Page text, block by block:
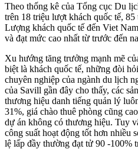
Theo thống kê của Tổng cục Du
trên 18 triệu lượt khách quốc tế,
Lượng khách quốc tế đến Viet
và đạt mức cao nhất từ trước đến
Xu hướng tăng trưởng mạnh mẽ
biệt là khách quốc tế, những đòi
chuyên nghiệp của ngành du lịch
của Savill gần đây cho thấy, các
thương hiệu danh tiếng quản lý
31%, giá chào thuê phòng cũng
dự án không có thương hiệu. Tuy
công suất hoạt động tốt hơn nhiều
lệ lấp đầy thường đạt tử 90 -100%